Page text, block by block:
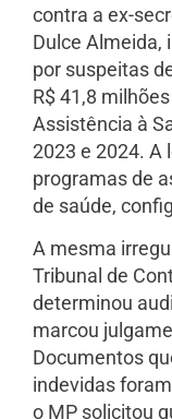
contra a ex-
Dulce Almeida,
por suspeitas
R$ 41,8
Assistência à
2023 e 2024. A
programas de
de saúde,
A mesma
Tribunal de
determinou
marcou
Documentos
indevidas
o MP solicitou